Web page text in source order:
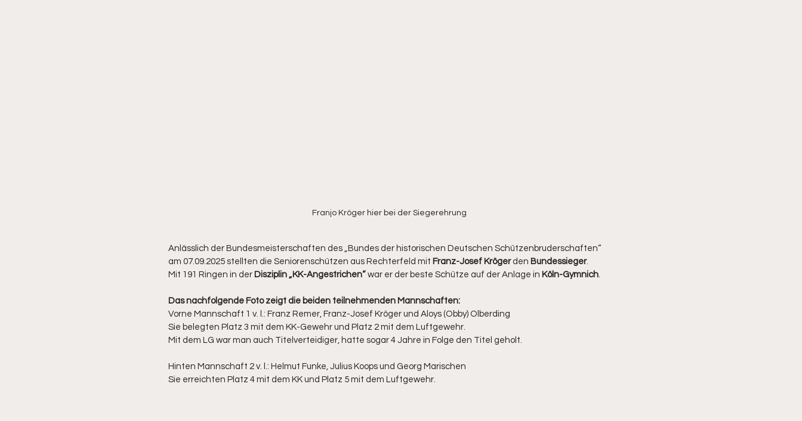
Franjo Kröger hier bei der Siegerehrung
Anlässlich der Bundesmeisterschaften des „Bundes der historischen Deutschen Schützenbruderschaften“
am 07.09.2025 stellten die Seniorenschützen aus Rechterfeld mit Franz-Josef Kröger den Bundessieger.
Mit 191 Ringen in der Disziplin „KK-Angestrichen“ war er der beste Schütze auf der Anlage in Köln-Gymnich.
Das nachfolgende Foto zeigt die beiden teilnehmenden Mannschaften:
Vorne Mannschaft 1 v. l.: Franz Remer, Franz-Josef Kröger und Aloys (Obby) Olberding
Sie belegten Platz 3 mit dem KK-Gewehr und Platz 2 mit dem Luftgewehr.
Mit dem LG war man auch Titelverteidiger, hatte sogar 4 Jahre in Folge den Titel geholt.
Hinten Mannschaft 2 v. l.: Helmut Funke, Julius Koops und Georg Marischen
Sie erreichten Platz 4 mit dem KK und Platz 5 mit dem Luftgewehr.